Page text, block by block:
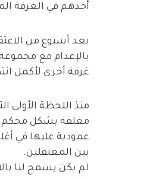
أحدهم في الغرفة
بعد أسبوع من
بالإعدام مع
غرفة أخرى لأكمل
منذ اللحظة الأولى
مغلقة بشكل محكم
عمودية عليها في
بين المعتقلين.
لم يكن يسمح لنا